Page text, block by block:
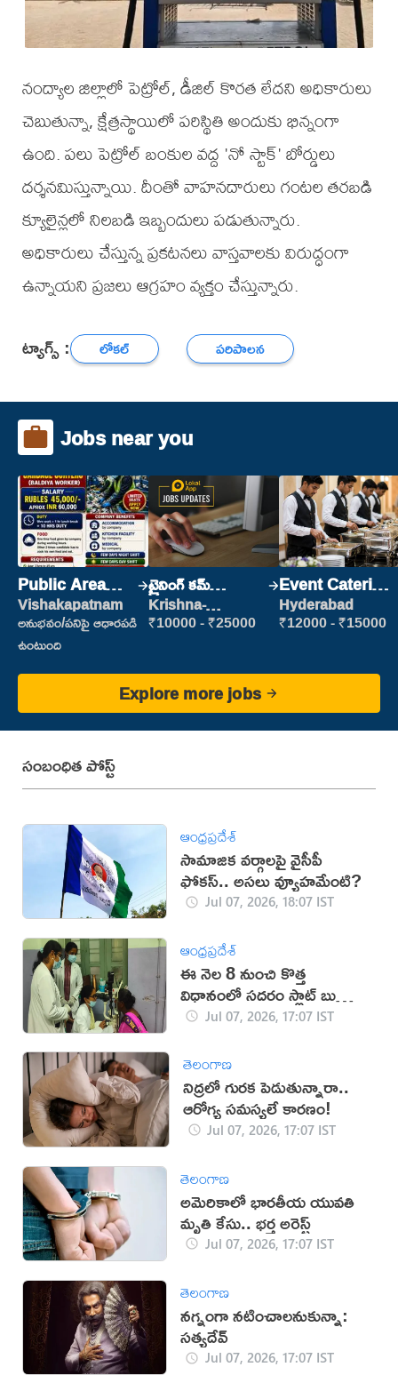
నంద్యాల జిల్లాలో పెట్రోల్, డీజిల్ కొరత లేదని అధికారులు
చెబుతున్నా, క్షేత్రస్థాయిలో పరిస్థితి అందుకు భిన్నంగా
ఉంది. పలు పెట్రోల్ బంకుల వద్ద 'నో స్టాక్' బోర్డులు
దర్శనమిస్తున్నాయి. దీంతో వాహనదారులు గంటల తరబడి
క్యూలైన్లలో నిలబడి ఇబ్బందులు పడుతున్నారు.
అధికారులు చేస్తున్న ప్రకటనలు వాస్తవాలకు విరుద్ధంగా
ఉన్నాయని ప్రజలు ఆగ్రహం వ్యక్తం చేస్తున్నారు.
ట్యాగ్స్ : లోకల్ పరిపాలన
Jobs near you
Public Area
Cleaner
Vishakapatnam
అనుభవం/పనిపై ఆధారపడి
ఉంటుంది
ట్రైనింగ్ కమ్
ప్లేస్‌మెంట్
Krishna-
vijayawada
₹10000 - ₹25000
Event Catering
Staff
Hyderabad
₹12000 - ₹15000
Explore more jobs
సంబంధిత పోస్ట్
ఆంధ్రప్రదేశ్
సామాజిక వర్గాలపై వైసీపీ
ఫోకస్.. అసలు వ్యూహమేంటి?
Jul 07, 2026, 18:07 IST
ఆంధ్రప్రదేశ్
ఈ నెల 8 నుంచి కొత్త
విధానంలో సదరం స్లాట్ బుకింగ్
షురూJul 07, 2026, 17:07 IST
తెలంగాణ
నిద్రలో గురక పెడుతున్నారా..
ఆరోగ్య సమస్యలే కారణం!
Jul 07, 2026, 17:07 IST
తెలంగాణ
అమెరికాలో భారతీయ యువతి
మృతి కేసు.. భర్త అరెస్ట్‌
Jul 07, 2026, 17:07 IST
తెలంగాణ
నగ్నంగా నటించాలనుకున్నా:
సత్యదేవ్
Jul 07, 2026, 17:07 IST